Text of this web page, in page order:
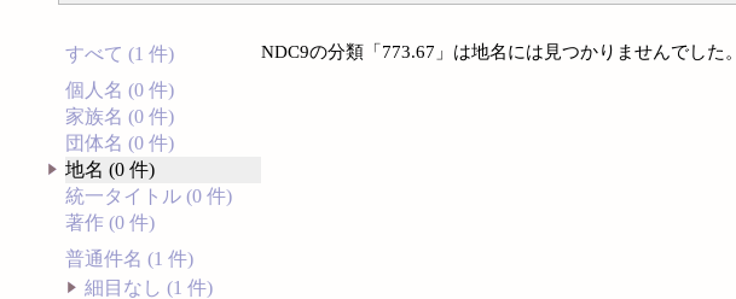
すべて (1 件)
個人名 (0 件)
家族名 (0 件)
団体名 (0 件)
地名 (0 件)
統一タイトル (0 件)
著作 (0 件)
普通件名 (1 件)
細目なし (1 件)
NDC9の分類「773.67」は地名には見つかりませんでした。